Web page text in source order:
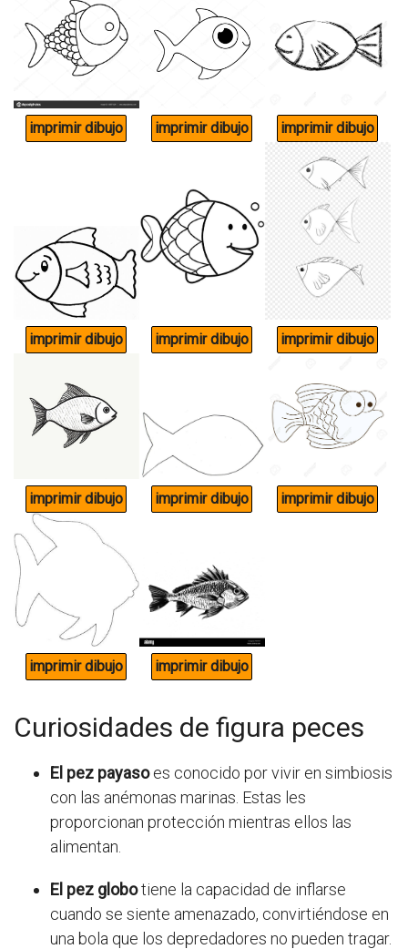
Curiosidades de figura peces
El pez payasoes conocido por vivir en simbiosis
con las anémonas marinas. Estas les
proporcionan protección mientras ellos las
alimentan.
El pez globotiene la capacidad de inflarse
cuando se siente amenazado, convirtiéndose en
una bola que los depredadores no pueden tragar.